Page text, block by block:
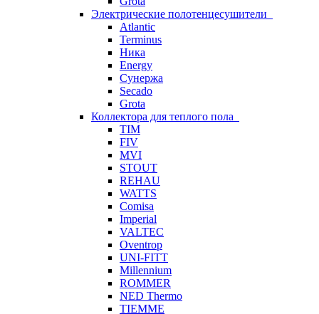
Электрические полотенцесушители
Atlantic
Terminus
Ника
Energy
Сунержа
Secado
Grota
Коллектора для теплого пола
TIM
FIV
MVI
STOUT
REHAU
WATTS
Comisa
Imperial
VALTEC
Oventrop
UNI-FITT
Millennium
ROMMER
NED Thermo
TIEMME